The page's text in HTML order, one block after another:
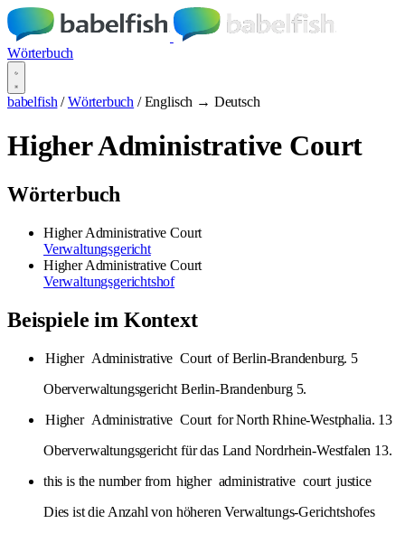
Wörterbuch
babelfish / Wörterbuch / Englisch → Deutsch
Higher Administrative Court
Wörterbuch
Higher Administrative Court
Verwaltungsgericht
Higher Administrative Court
Verwaltungsgerichtshof
Beispiele im Kontext
Higher Administrative Court of Berlin-Brandenburg. 5
Oberverwaltungsgericht Berlin-Brandenburg 5.
Higher Administrative Court for North Rhine-Westphalia. 13
Oberverwaltungsgericht für das Land Nordrhein-Westfalen 13.
this is the number from higher administrative court justice
Dies ist die Anzahl von höheren Verwaltungs-Gerichtshofes